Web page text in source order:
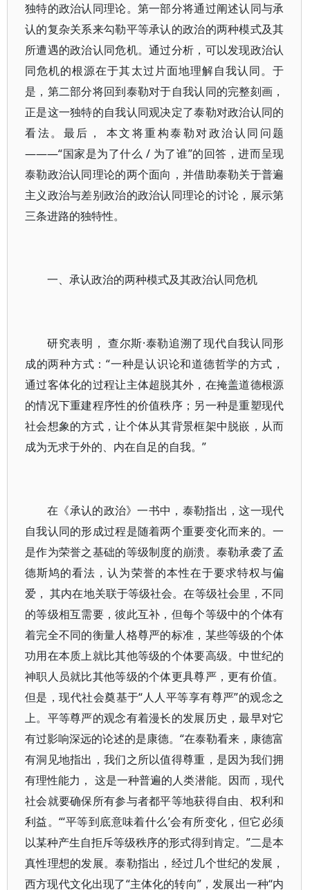
独特的政治认同理论。第一部分将通过阐述认同与承
认的复杂关系来勾勒平等承认的政治的两种模式及其
所遭遇的政治认同危机。通过分析，可以发现政治认
同危机的根源在于其太过片面地理解自我认同。于
是，第二部分将回到泰勒对于自我认同的完整刻画，
正是这一独特的自我认同观决定了泰勒对政治认同的
看法。最后， 本文将重构泰勒对政治认同问题
———“国家是为了什么 / 为了谁”的回答，进而呈现
泰勒政治认同理论的两个面向，并借助泰勒关于普遍
主义政治与差别政治的政治认同理论的讨论，展示第
三条进路的独特性。
一、承认政治的两种模式及其政治认同危机
研究表明， 查尔斯·泰勒追溯了现代自我认同形
成的两种方式：“一种是认识论和道德哲学的方式，
通过客体化的过程让主体超脱其外，在掩盖道德根源
的情况下重建程序性的价值秩序；另一种是重塑现代
社会想象的方式，让个体从其背景框架中脱嵌，从而
成为无求于外的、内在自足的自我。”
在《承认的政治》一书中，泰勒指出，这一现代
自我认同的形成过程是随着两个重要变化而来的。一
是作为荣誉之基础的等级制度的崩溃。泰勒承袭了孟
德斯鸠的看法，认为荣誉的本性在于要求特权与偏
爱， 其内在地关联于等级社会。在等级社会里，不同
的等级相互需要，彼此互补，但每个等级中的个体有
着完全不同的衡量人格尊严的标准，某些等级的个体
功用在本质上就比其他等级的个体要高级。中世纪的
神职人员就比其他等级的个体更具尊严，更有价值。
但是，现代社会奠基于“人人平等享有尊严”的观念之
上。平等尊严的观念有着漫长的发展历史，最早对它
有过影响深远的论述的是康德。“在泰勒看来，康德富
有洞见地指出，我们之所以值得尊重，是因为我们拥
有理性能力， 这是一种普遍的人类潜能。因而，现代
社会就要确保所有参与者都平等地获得自由、权利和
利益。“‘平等到底意味着什么’会有所变化，但它必须
以某种产生自拒斥等级秩序的形式得到肯定。”二是本
真性理想的发展。泰勒指出，经过几个世纪的发展，
西方现代文化出现了“主体化的转向”，发展出一种“内